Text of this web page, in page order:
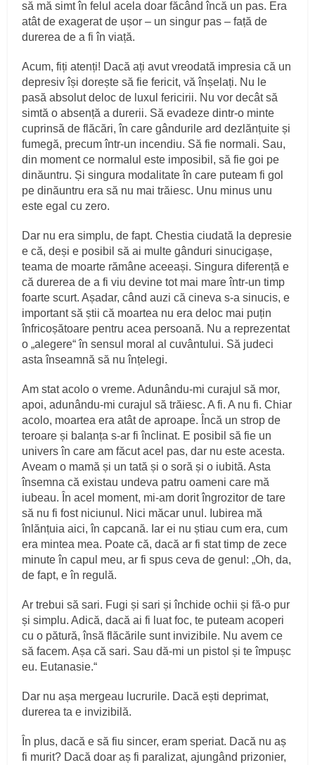
să mă simt în felul acela doar făcând încă un pas. Era
atât de exagerat de ușor – un singur pas – față de
durerea de a fi în viață.
Acum, fiți atenți! Dacă ați avut vreodată impresia că un
depresiv își dorește să fie fericit, vă înșelați. Nu le
pasă absolut deloc de luxul fericirii. Nu vor decât să
simtă o absență a durerii. Să evadeze dintr-o minte
cuprinsă de flăcări, în care gândurile ard dezlănțuite și
fumegă, precum într-un incendiu. Să fie normali. Sau,
din moment ce normalul este imposibil, să fie goi pe
dinăuntru. Și singura modalitate în care puteam fi gol
pe dinăuntru era să nu mai trăiesc. Unu minus unu
este egal cu zero.
Dar nu era simplu, de fapt. Chestia ciudată la depresie
e că, deși e posibil să ai multe gânduri sinucigașe,
teama de moarte rămâne aceeași. Singura diferență e
că durerea de a fi viu devine tot mai mare într-un timp
foarte scurt. Așadar, când auzi că cineva s-a sinucis, e
important să știi că moartea nu era deloc mai puțin
înfricoșătoare pentru acea persoană. Nu a reprezentat
o „alegere“ în sensul moral al cuvântului. Să judeci
asta înseamnă să nu înțelegi.
Am stat acolo o vreme. Adunându-mi curajul să mor,
apoi, adunându-mi curajul să trăiesc. A fi. A nu fi. Chiar
acolo, moartea era atât de aproape. Încă un strop de
teroare și balanța s-ar fi înclinat. E posibil să fie un
univers în care am făcut acel pas, dar nu este acesta.
Aveam o mamă și un tată și o soră și o iubită. Asta
însemna că existau undeva patru oameni care mă
iubeau. În acel moment, mi-am dorit îngrozitor de tare
să nu fi fost niciunul. Nici măcar unul. Iubirea mă
înlănțuia aici, în capcană. Iar ei nu știau cum era, cum
era mintea mea. Poate că, dacă ar fi stat timp de zece
minute în capul meu, ar fi spus ceva de genul: „Oh, da,
de fapt, e în regulă.
Ar trebui să sari. Fugi și sari și închide ochii și fă-o pur
și simplu. Adică, dacă ai fi luat foc, te puteam acoperi
cu o pătură, însă flăcările sunt invizibile. Nu avem ce
să facem. Așa că sari. Sau dă-mi un pistol și te împușc
eu. Eutanasie.“
Dar nu așa mergeau lucrurile. Dacă ești deprimat,
durerea ta e invizibilă.
În plus, dacă e să fiu sincer, eram speriat. Dacă nu aș
fi murit? Dacă doar aș fi paralizat, ajungând prizonier,